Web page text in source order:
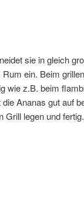
sie in gleich
ein. Beim
wie z.B. beim
Ananas gut auf
Grill legen und